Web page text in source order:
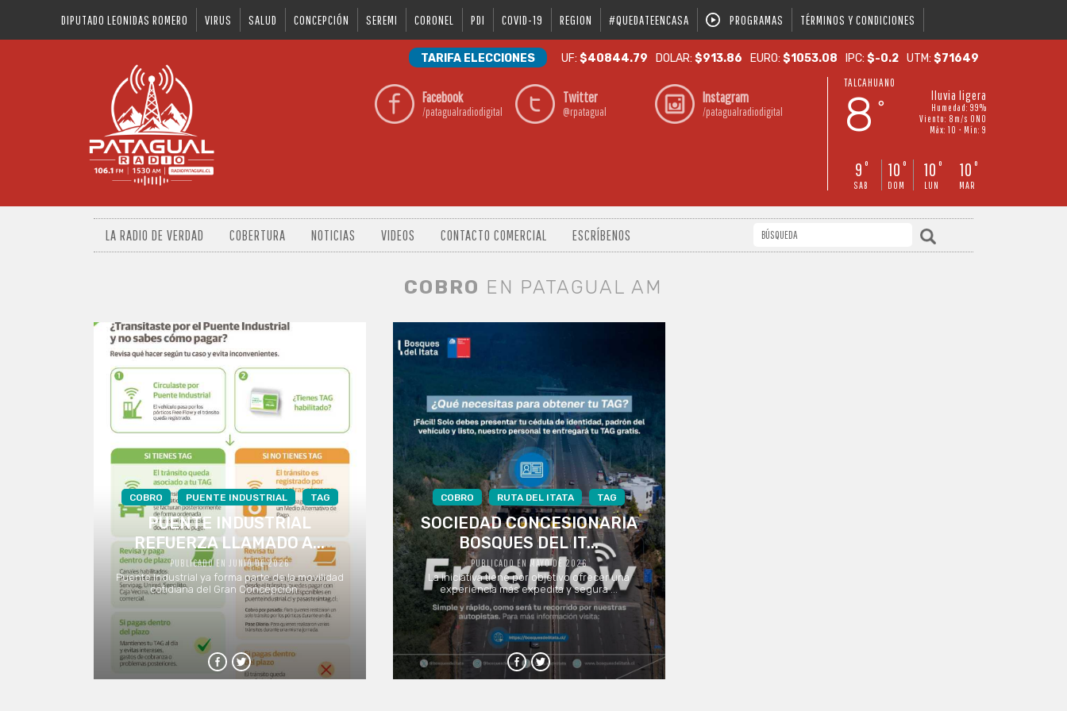
DIPUTADO LEONIDAS ROMERO VIRUS SALUD CONCEPCIÓN SEREMI CORONEL PDI COVID-19 REGION #QUEDATEENCASA PROGRAMAS TÉRMINOS Y CONDICIONES
TARIFA ELECCIONES UF:$40844.79 DOLAR:$913.86 EURO:$1053.08 IPC:$-0.2 UTM:$71649
Facebook
/patagualradiodigital
Twitter
@rpatagual
Instagram
/patagualradiodigital
TALCAHUANO
8 °
lluvia ligera
Humedad: 99%
Viento: 8m/s ONO
Máx: 10 • Mín: 9
9 °
SAB
10 °
DOM
10 °
LUN
10 °
MAR
LA RADIO DE VERDAD COBERTURA NOTICIAS VIDEOS CONTACTO COMERCIAL ESCRÍBENOS
COBRO EN PATAGUAL AM
COBRO PUENTE INDUSTRIAL TAG
PUENTE INDUSTRIAL
REFUERZA LLAMADO A...
PUBLICADO EN JUNIO DE 2026
Puente Industrial ya forma parte de la movilidad
cotidiana del Gran Concepción. ...
COBRO RUTA DEL ITATA TAG
SOCIEDAD CONCESIONARIA
BOSQUES DEL IT...
PUBLICADO EN MAYO DE 2026
La iniciativa tiene por objetivo ofrecer una
experiencia más expedita y segura ...